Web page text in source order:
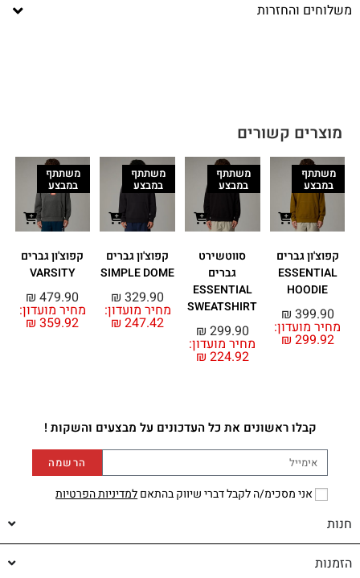
משלוחים והחזרות
מוצרים קשורים
משתתף
במבצע
קפוצ'ון גברים
ESSENTIAL
HOODIE
מחיר מועדון:
₪ 299.92
₪ 399.90
משתתף
במבצע
סווטשירט
גברים
ESSENTIAL
SWEATSHIRT
מחיר מועדון:
₪ 224.92
₪ 299.90
משתתף
במבצע
קפוצ'ון גברים
SIMPLE DOME
מחיר מועדון:
₪ 247.42
₪ 329.90
משתתף
במבצע
קפוצ'ון גברים
VARSITY
מחיר מועדון:
₪ 359.92
₪ 479.90
קבלו ראשונים את כל העדכונים על מבצעים והשקות !
אני מסכימ/ה לקבל דברי שיווק בהתאםלמדיניות הפרטיות
הרשמה
חנות
הזמנות